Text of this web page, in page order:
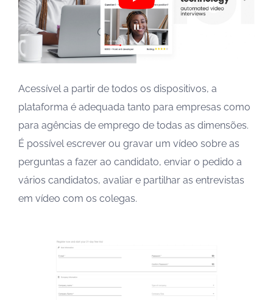
Acessível a partir de todos os dispositivos, a
plataforma é adequada tanto para empresas como
para agências de emprego de todas as dimensões.
É possível escrever ou gravar um vídeo sobre as
perguntas a fazer ao candidato, enviar o pedido a
vários candidatos, avaliar e partilhar as entrevistas
em vídeo com os colegas.